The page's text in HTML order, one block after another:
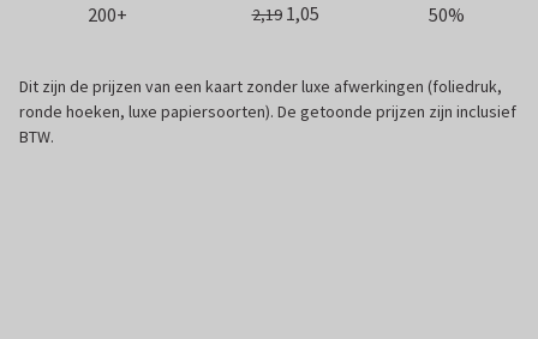
200+
2,19 1,05 50%
Dit zijn de prijzen van een kaart zonder luxe afwerkingen (foliedruk,
ronde hoeken, luxe papiersoorten). De getoonde prijzen zijn inclusief
BTW.